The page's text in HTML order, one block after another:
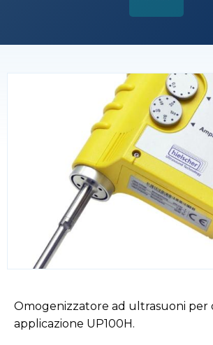
Omogenizzatore ad ultrasuoni per
applicazione UP100H.